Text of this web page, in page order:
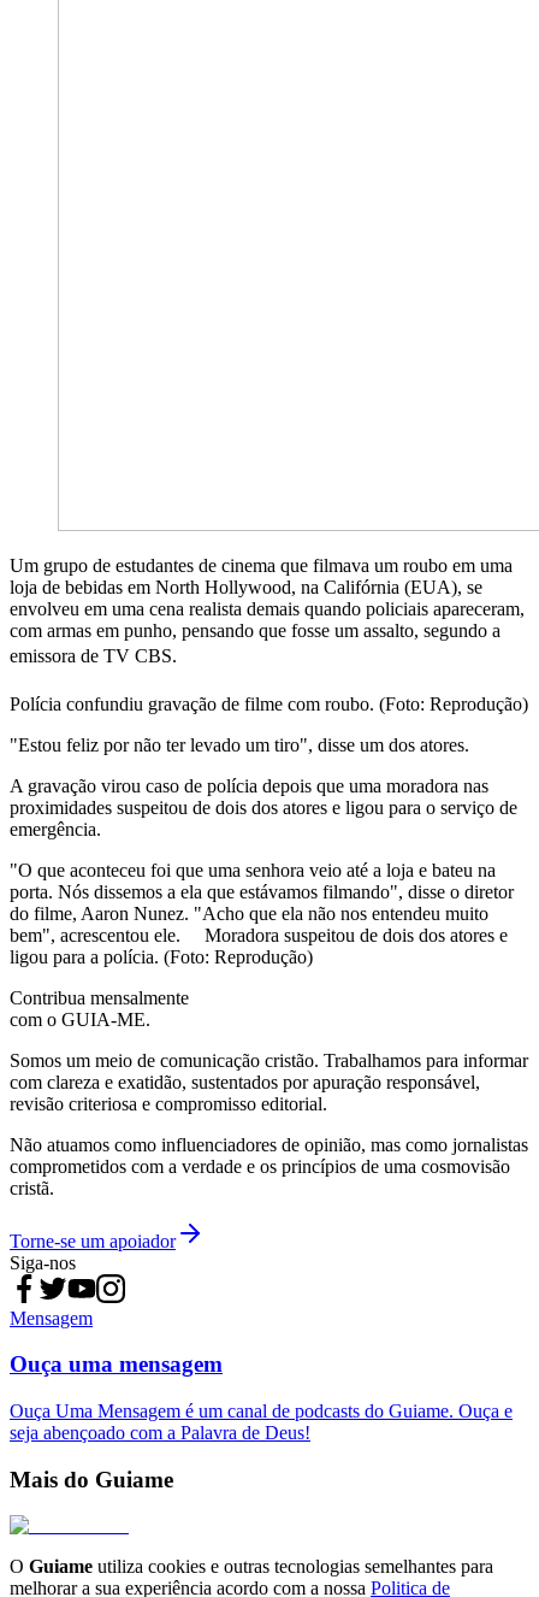
Um grupo de estudantes de cinema que filmava um roubo em uma
loja de bebidas em North Hollywood, na Califórnia (EUA), se
envolveu em uma cena realista demais quando policiais apareceram,
com armas em punho, pensando que fosse um assalto, segundo a
emissora de TV CBS.
Polícia confundiu gravação de filme com roubo. (Foto: Reprodução)
"Estou feliz por não ter levado um tiro", disse um dos atores.
A gravação virou caso de polícia depois que uma moradora nas
proximidades suspeitou de dois dos atores e ligou para o serviço de
emergência.
"O que aconteceu foi que uma senhora veio até a loja e bateu na
porta. Nós dissemos a ela que estávamos filmando", disse o diretor
do filme, Aaron Nunez. "Acho que ela não nos entendeu muito
bem", acrescentou ele. Moradora suspeitou de dois dos atores e
ligou para a polícia. (Foto: Reprodução)
Contribua mensalmente
com o GUIA-ME.
Somos um meio de comunicação cristão. Trabalhamos para informar
com clareza e exatidão, sustentados por apuração responsável,
revisão criteriosa e compromisso editorial.
Não atuamos como influenciadores de opinião, mas como jornalistas
comprometidos com a verdade e os princípios de uma cosmovisão
cristã.
Torne-se um apoiador
Siga-nos
Mensagem
Ouça uma mensagem
Ouça Uma Mensagem é um canal de podcasts do Guiame. Ouça e
seja abençoado com a Palavra de Deus!
Mais do Guiame
O Guiame utiliza cookies e outras tecnologias semelhantes para
melhorar a sua experiência acordo com a nossa Politica de